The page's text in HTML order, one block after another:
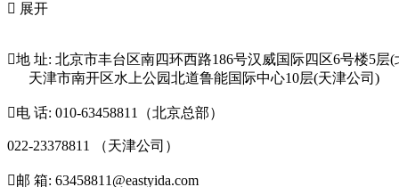
 展开
地 址: 北京市丰台区南四环西路186号汉威国际四区6号楼5层(
天津市南开区水上公园北道鲁能国际中心10层(天津公司)
电 话: 010-63458811（北京总部）
022-23378811 （天津公司）
邮 箱: 63458811@eastyida.com